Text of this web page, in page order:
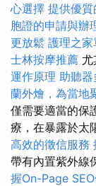
心選擇 提供優
胞證的申請與辦
更放鬆 護理之
士林按摩推薦 尤
運作原理 助聽
蘭外燴，為當地
僅需要適當的保
療，在暴露於太
高效的徵信服務
帶有內置紫外線
握On-Page